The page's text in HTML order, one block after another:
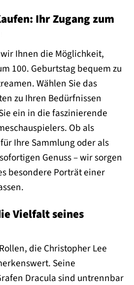
Ihr Zugang zum
Ihnen die Möglichkeit,
100. Geburtstag bequem zu
Wählen Sie das
zu Ihren Bedürfnissen
ein in die faszinierende
Ob als
Ihre Sammlung oder als
Genuss – wir sorgen
besondere Porträt einer
Vielfalt seines
die Christopher Lee
Seine
Dracula sind untrennbar